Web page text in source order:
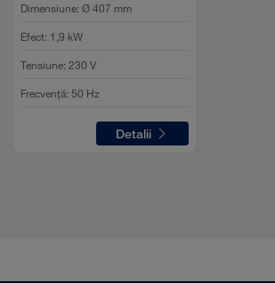
Dimensiune:Ø 407 mm
Efect: 1,9 kW
Tensiune:230 V
Frecvență:50 Hz
Detalii